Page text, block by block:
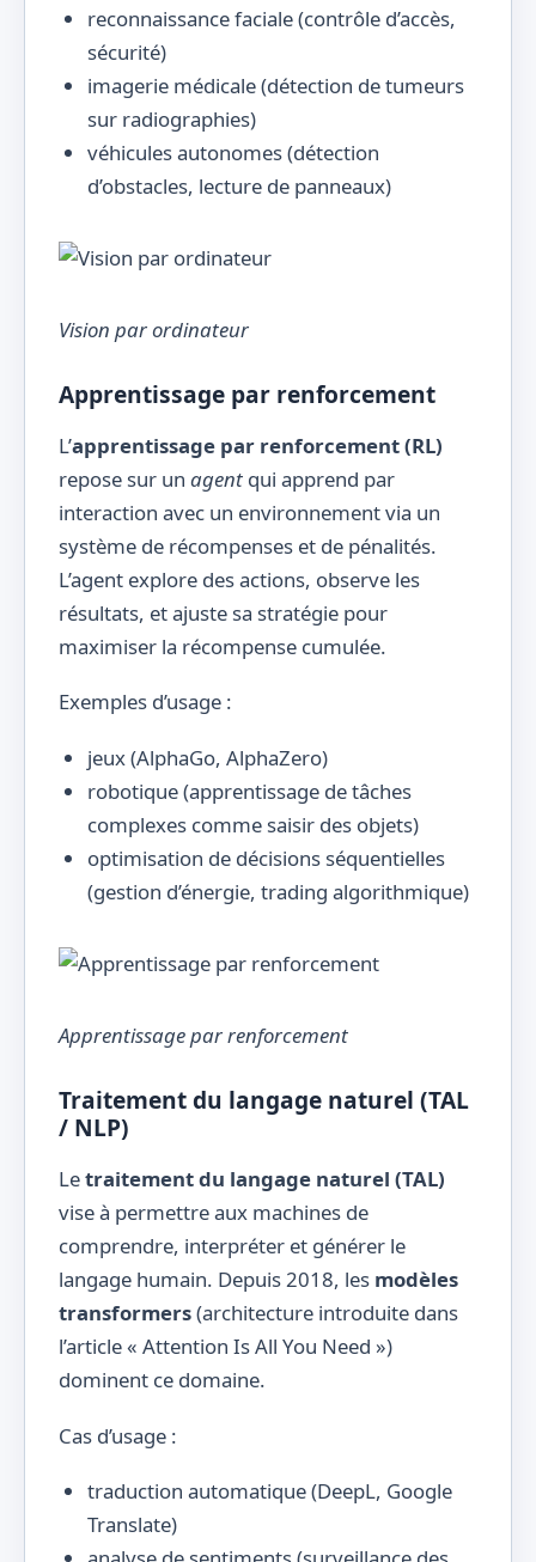
reconnaissance faciale (contrôle d’accès,
sécurité)
imagerie médicale (détection de tumeurs
sur radiographies)
véhicules autonomes (détection
d’obstacles, lecture de panneaux)
Vision par ordinateur
Apprentissage par renforcement
L’apprentissage par renforcement (RL)
repose sur un agent qui apprend par
interaction avec un environnement via un
système de récompenses et de pénalités.
L’agent explore des actions, observe les
résultats, et ajuste sa stratégie pour
maximiser la récompense cumulée.
Exemples d’usage :
jeux (AlphaGo, AlphaZero)
robotique (apprentissage de tâches
complexes comme saisir des objets)
optimisation de décisions séquentielles
(gestion d’énergie, trading algorithmique)
Apprentissage par renforcement
Traitement du langage naturel (TAL
/ NLP)
Letraitement du langage naturel (TAL)
vise à permettre aux machines de
comprendre, interpréter et générer le
langage humain. Depuis 2018, les modèles
transformers(architecture introduite dans
l’article « Attention Is All You Need »)
dominent ce domaine.
Cas d’usage :
traduction automatique (DeepL, Google
Translate)